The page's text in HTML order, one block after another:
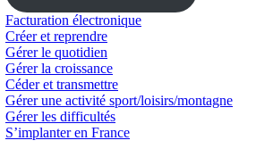
Facturation électronique
Créer et reprendre
Gérer le quotidien
Gérer la croissance
Céder et transmettre
Gérer une activité sport/loisirs/montagne
Gérer les difficultés
S’implanter en France